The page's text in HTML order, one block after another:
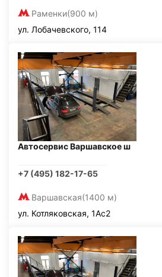
Раменки(900 м)
ул. Лобачевского, 114
Автосервис Варшавское ш
+7 (495) 182-17-65
Варшавская(1400 м)
ул. Котляковская, 1Ас2